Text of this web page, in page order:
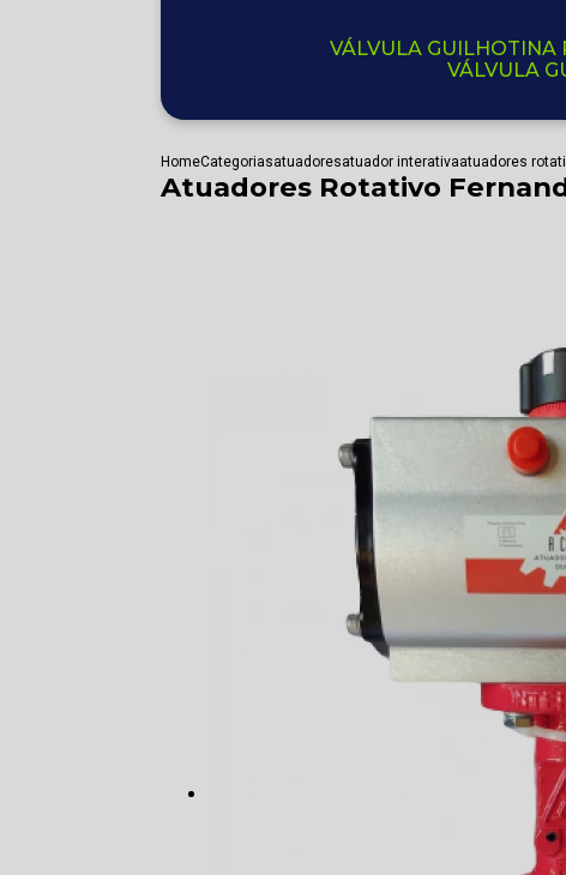
VÁLVULA
VÁLVULA
HomeCategoriasatuadoresatuador interativaatuadores
Atuadores Rotativo